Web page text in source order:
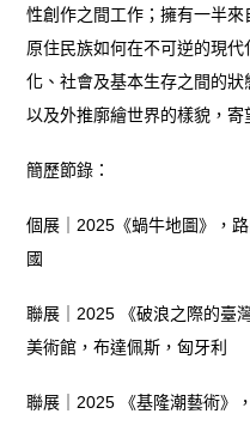
性創作之間工作；擁有一半
原住民族如何在不可逆的現
化、社會及基本生存之間的
以及外推廓繪世界的樣貌，寄
簡歷節錄：
個展｜2025《蝸牛地圖》，
國
聯展｜2025 《破浪之際的臺
美術館，布達佩斯，匈牙利
聯展｜2025 《基隆潮藝術》